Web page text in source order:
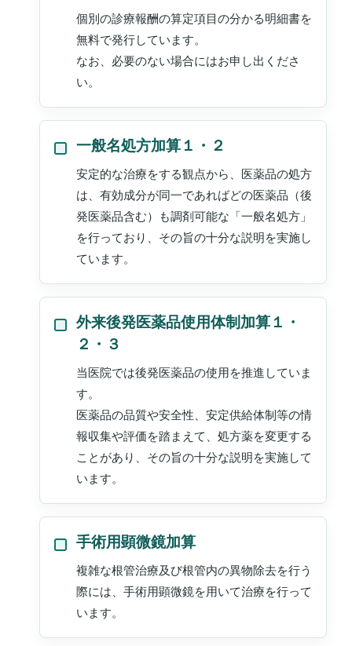
個別の診療報酬の算定項目の分かる明細書を
無料で発行しています。
なお、必要のない場合にはお申し出くださ
い。
一般名処方加算１・２
安定的な治療をする観点から、医薬品の処方
は、有効成分が同一であればどの医薬品（後
発医薬品含む）も調剤可能な「一般名処方」
を行っており、その旨の十分な説明を実施し
ています。
外来後発医薬品使用体制加算１・
２・３
当医院では後発医薬品の使用を推進していま
す。
医薬品の品質や安全性、安定供給体制等の情
報収集や評価を踏まえて、処方薬を変更する
ことがあり、その旨の十分な説明を実施して
います。
手術用顕微鏡加算
複雑な根管治療及び根管内の異物除去を行う
際には、手術用顕微鏡を用いて治療を行って
います。